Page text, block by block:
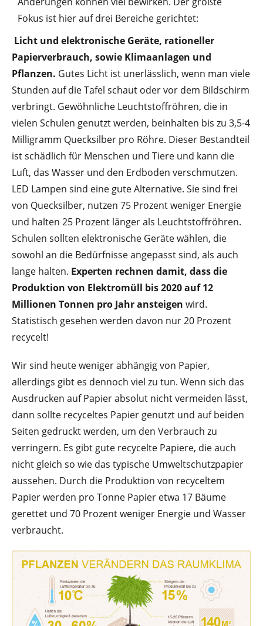
Fokus ist hier auf drei Bereiche gerichtet:
Licht und elektronische Geräte, rationeller
Papierverbrauch, sowie Klimaanlagen und
Pflanzen. Gutes Licht ist unerlässlich, wenn man viele
Stunden auf die Tafel schaut oder vor dem Bildschirm
verbringt. Gewöhnliche Leuchtstoffröhren, die in
vielen Schulen genutzt werden, beinhalten bis zu 3,5-4
Milligramm Quecksilber pro Röhre. Dieser Bestandteil
ist schädlich für Menschen und Tiere und kann die
Luft, das Wasser und den Erdboden verschmutzen.
LED Lampen sind eine gute Alternative. Sie sind frei
von Quecksilber, nutzen 75 Prozent weniger Energie
und halten 25 Prozent länger als Leuchtstoffröhren.
Schulen sollten elektronische Geräte wählen, die
sowohl an die Bedürfnisse angepasst sind, als auch
lange halten. Experten rechnen damit, dass die
Produktion von Elektromüll bis 2020 auf 12
Millionen Tonnen pro Jahr ansteigen wird.
Statistisch gesehen werden davon nur 20 Prozent
recycelt!
Wir sind heute weniger abhängig von Papier,
allerdings gibt es dennoch viel zu tun. Wenn sich das
Ausdrucken auf Papier absolut nicht vermeiden lässt,
dann sollte recyceltes Papier genutzt und auf beiden
Seiten gedruckt werden, um den Verbrauch zu
verringern. Es gibt gute recycelte Papiere, die auch
nicht gleich so wie das typische Umweltschutzpapier
aussehen. Durch die Produktion von recyceltem
Papier werden pro Tonne Papier etwa 17 Bäume
gerettet und 70 Prozent weniger Energie und Wasser
verbraucht.